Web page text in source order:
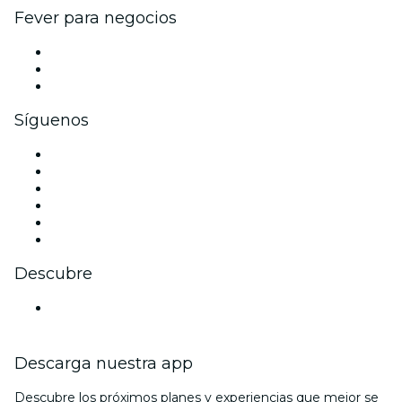
Fever para negocios
Síguenos
Descubre
Descarga nuestra app
Descubre los próximos planes y experiencias que mejor se